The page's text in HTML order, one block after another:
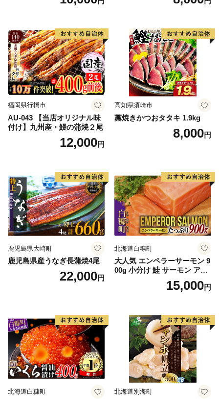
福岡県行橋市
AU-043 【当店オリジナル味
付け】九州産・鰻の蒲焼２尾
12,000円
高知県須崎市
藁焼きかつおタタキ 1.9kg
8,000円
鹿児島県大崎町
鹿児島県産うなぎ長蒲焼4尾
22,000円
北海道白糠町
大人気 エンペラーサーモン 9
00g 小分け 鮭 サーモン アト
ランティックサーモン 水産
庁長官賞 受賞 さけ シャケ し
満足 美味しい 贈答 生食用 刺
身 お刺身 刺し身 魚介類 海鮮
冷凍 厚切り 薄切り ふるさと
納税 ふるさとチョイス チョ
イス 北海道 白糠町
15,000円
北海道白糠町 北海道別海町